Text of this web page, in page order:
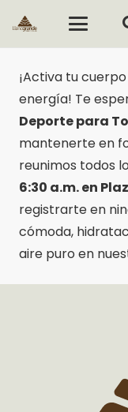
¡Activa tu
energía! Te
Deporte para
mantenerte en
reunimos todos
6:30 a.m. en
registrarte en
cómoda,
aire puro en